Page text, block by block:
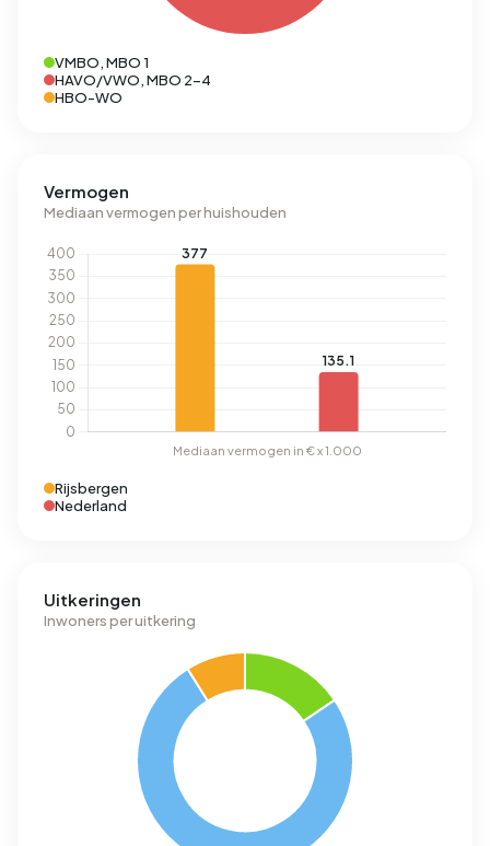
VMBO, MBO 1
HAVO/VWO, MBO 2-4
HBO-WO
Vermogen
Mediaan vermogen per huishouden
Rijsbergen
Nederland
Uitkeringen
Inwoners per uitkering